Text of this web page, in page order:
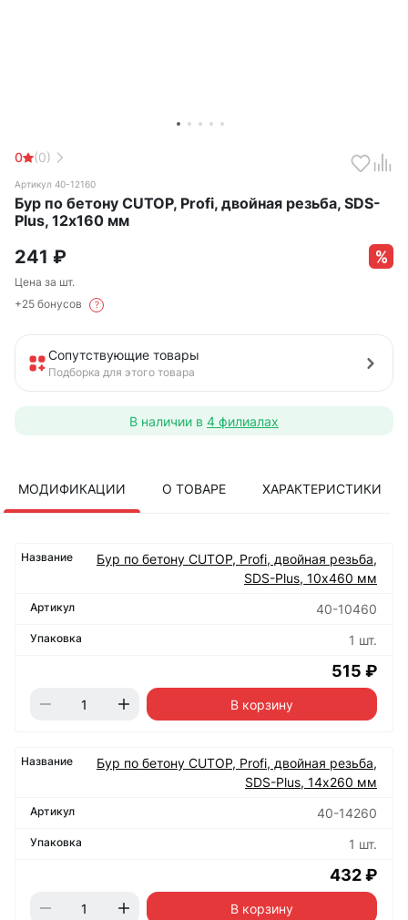
0 (0)
Артикул 40-12160
Бур по бетону CUTOP, Profi, двойная резьба, SDS-
Plus, 12х160 мм
241 ₽
Цена за шт.
+25 бонусов
?
Сопутствующие товары
Подборка для этого товара
В наличии в 4 филиалах
МОДИФИКАЦИИ О ТОВАРЕ ХАРАКТЕРИСТИКИ
Бур по бетону CUTOP, Profi, двойная резьба,
SDS-Plus, 10х460 мм
40-10460
1 шт.
515 ₽
В корзину
Бур по бетону CUTOP, Profi, двойная резьба,
SDS-Plus, 14х260 мм
40-14260
1 шт.
432 ₽
В корзину